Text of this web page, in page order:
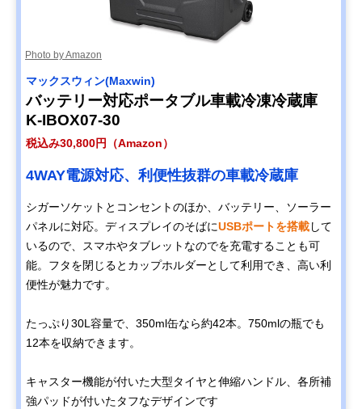
Photo by Amazon
マックスウィン(Maxwin)
バッテリー対応ポータブル車載冷凍冷蔵庫
K-IBOX07-30
税込み30,800円（Amazon）
4WAY電源対応、利便性抜群の車載冷蔵庫
シガーソケットとコンセントのほか、バッテリー、ソーラー
パネルに対応。ディスプレイのそばにUSBポートを搭載して
いるので、スマホやタブレットなのでを充電することも可
能。フタを閉じるとカップホルダーとして利用でき、高い利
便性が魅力です。
たっぷり30L容量で、350ml缶なら約42本。750mlの瓶でも
12本を収納できます。
キャスター機能が付いた大型タイヤと伸縮ハンドル、各所補
強パッドが付いたタフなデザインです